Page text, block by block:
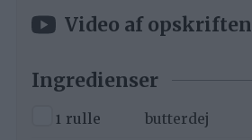
Video af opskriften
Ingredienser
▢
1 rulle butterdej